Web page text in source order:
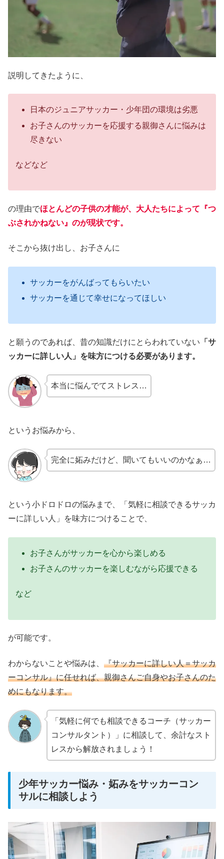
説明してきたように、
日本のジュニアサッカー・少年団の環境は劣悪
お子さんのサッカーを応援する親御さんに悩みは
尽きない
などなど
の理由でほとんどの子供の才能が、大人たちによって『つ
ぶされかねない』のが現状です。
そこから抜け出し、お子さんに
サッカーをがんばってもらいたい
サッカーを通じて幸せになってほしい
と願うのであれば、昔の知識だけにとらわれていない 「サ
ッカーに詳しい人」を味方につける必要があります。
本当に悩んでてストレス…
というお悩みから、
完全に妬みだけど、聞いてもいいのかなぁ…
という小ドロドロの悩みまで、「気軽に相談できるサッカ
ーに詳しい人」を味方につけることで、
お子さんがサッカーを心から楽しめる
お子さんのサッカーを楽しむながら応援できる
など
が可能です。
わからないことや悩みは、 『サッカーに詳しい人＝サッカ
ーコンサル』に任せれば、親御さんご自身やお子さんのた
めにもなります。
「気軽に何でも相談できるコーチ（サッカー
コンサルタント）」に相談して、余計なスト
レスから解放されましょう！
少年サッカー悩み・妬みをサッカーコン
サルに相談しよう